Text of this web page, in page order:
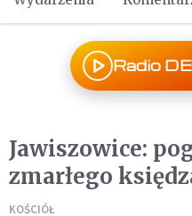
Radio
Jawiszowice:
zmarłego
KOŚCIÓŁ